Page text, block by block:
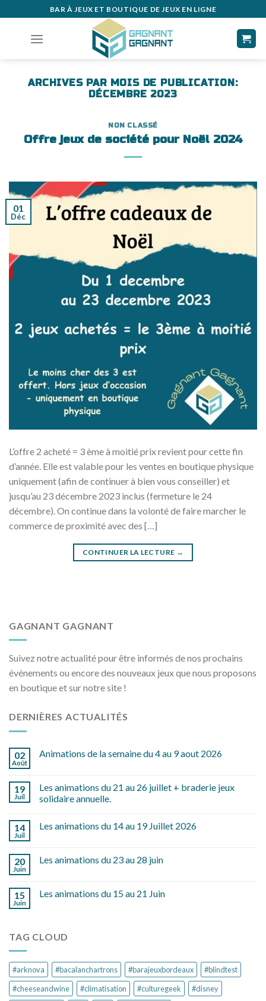
content
BAR À JEUX ET BOUTIQUE DE JEUX EN LIGNE
ARCHIVES PAR MOIS DE PUBLICATION:
DÉCEMBRE 2023
NON CLASSÉ
Offre jeux de société pour Noël 2024
01
Déc
L’offre 2 acheté = 3 ème à moitié prix revient pour cette fin
d’année. Elle est valable pour les ventes en boutique physique
uniquement (afin de continuer à bien vous conseiller) et
jusqu’au 23 décembre 2023 inclus (fermeture le 24
décembre). On continue dans la volonté de faire marcher le
commerce de proximité avec des […]
CONTINUER LA LECTURE →
GAGNANT GAGNANT
Suivez notre actualité pour être informés de nos prochains
événements ou encore des nouveaux jeux que nous proposons
en boutique et sur notre site !
DERNIÈRES ACTUALITÉS
02
Août
Animations de la semaine du 4 au 9 aout 2026
19
Juil
Les animations du 21 au 26 juillet + braderie jeux
solidaire annuelle.
14
Juil
Les animations du 14 au 19 Juillet 2026
20
Juin
Les animations du 23 au 28 juin
15
Juin
Les animations du 15 au 21 Juin
TAG CLOUD
#arknova #bacalanchartrons #barajeuxbordeaux
#blindtest
#cheeseandwine
#climatisation #culturegeek
#disney